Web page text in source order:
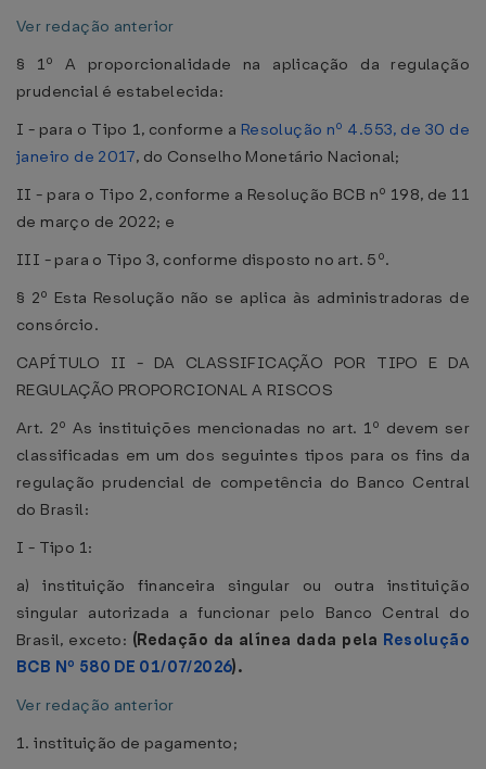
Ver redação anterior
§ 1º A proporcionalidade na aplicação da regulação
prudencial é estabelecida:
I - para o Tipo 1, conforme a Resolução nº 4.553, de 30 de
janeiro de 2017, do Conselho Monetário Nacional;
II - para o Tipo 2, conforme a Resolução BCB nº 198, de 11
de março de 2022; e
III - para o Tipo 3, conforme disposto no art. 5º.
§ 2º Esta Resolução não se aplica às administradoras de
consórcio.
CAPÍTULO II - DA CLASSIFICAÇÃO POR TIPO E DA
REGULAÇÃO PROPORCIONAL A RISCOS
Art. 2º As instituições mencionadas no art. 1º devem ser
classificadas em um dos seguintes tipos para os fins da
regulação prudencial de competência do Banco Central
do Brasil:
I - Tipo 1:
a) instituição financeira singular ou outra instituição
singular autorizada a funcionar pelo Banco Central do
Brasil, exceto: (Redação da alínea dada pela Resolução
BCB Nº 580 DE 01/07/2026).
Ver redação anterior
1. instituição de pagamento;